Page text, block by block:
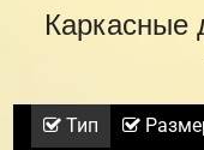
Каркасные
Тип